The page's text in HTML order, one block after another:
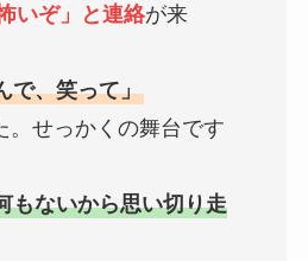
いぞ」と連絡が来
で、笑って」
。せっかくの舞台です
もないから思い切り走